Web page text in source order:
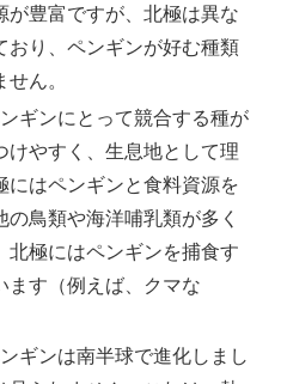
が豊富ですが、北極は異な
おり、ペンギンが好む種類
ん。
ギンにとって競合する種が
けやすく、生息地として理
にはペンギンと食料資源を
鳥類や海洋哺乳類が多く
北極にはペンギンを捕食す
ます（例えば、クマな
ギンは南半球で進化しまし